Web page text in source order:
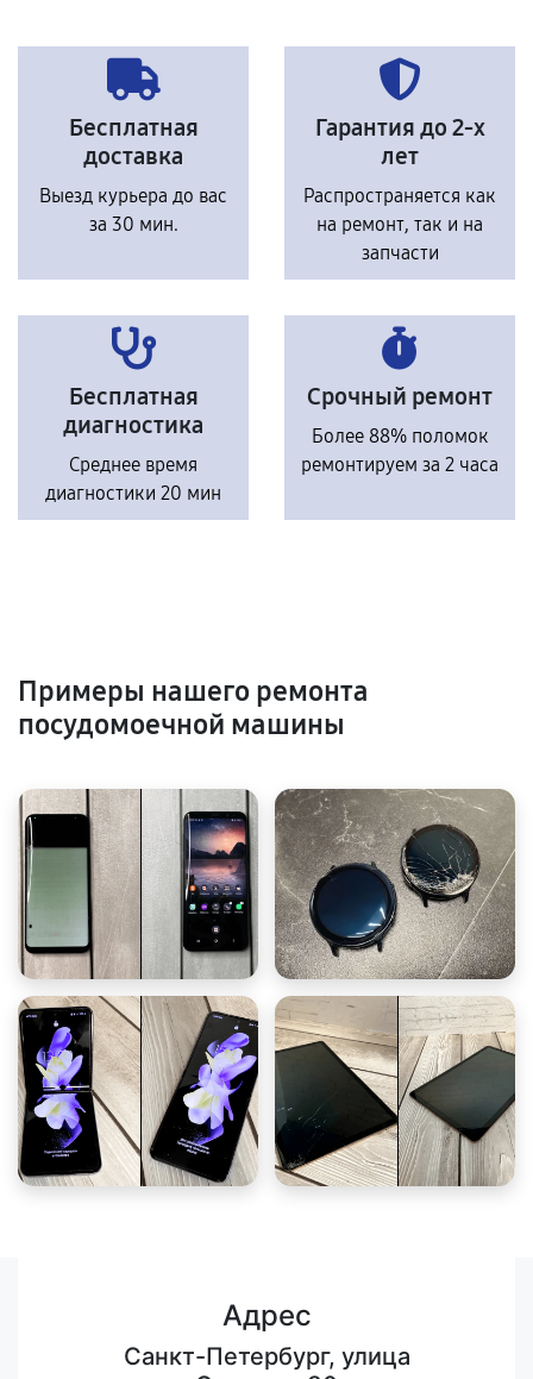
Бесплатная
доставка
Выезд курьера до вас
за 30 мин.
Гарантия до 2-х
лет
Распространяется как
на ремонт, так и на
запчасти
Бесплатная
диагностика
Среднее время
диагностики 20 мин
Срочный ремонт
Более 88% поломок
ремонтируем за 2 часа
Примеры нашего ремонта
посудомоечной машины
Адрес
Санкт-Петербург, улица